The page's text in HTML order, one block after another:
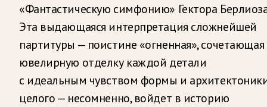
«Фантастическую симфонию» Гектора
Эта выдающаяся интерпретация сложнейшей
партитуры — поистине «огненная», сочетающая
ювелирную отделку каждой детали
с идеальным чувством формы и
целого — несомненно, войдет в историю